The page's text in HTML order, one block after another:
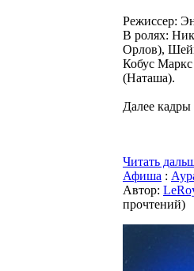
Режиссер:
В ролях:
Орлов),
Кобус
(Наташа).
Далее
Читать
Афиша :
Автор:
прочтений)